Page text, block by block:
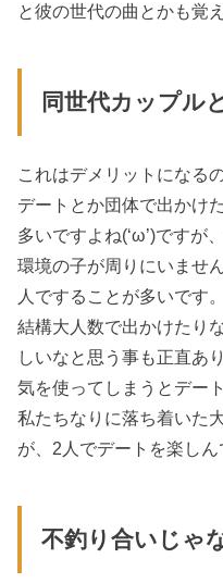
と彼の世代の曲とかも覚
同世代カップル
これはデメリットになる
デートとか団体で出かけ
多いですよね(‘ω’)ですが
環境の子が周りにいませ
人ですることが多いです
結構大人数で出かけたり
しいなと思う事も正直あ
気を使ってしまうとデー
私たちなりに落ち着いた
が、2人でデートを楽し
不釣り合いじゃ